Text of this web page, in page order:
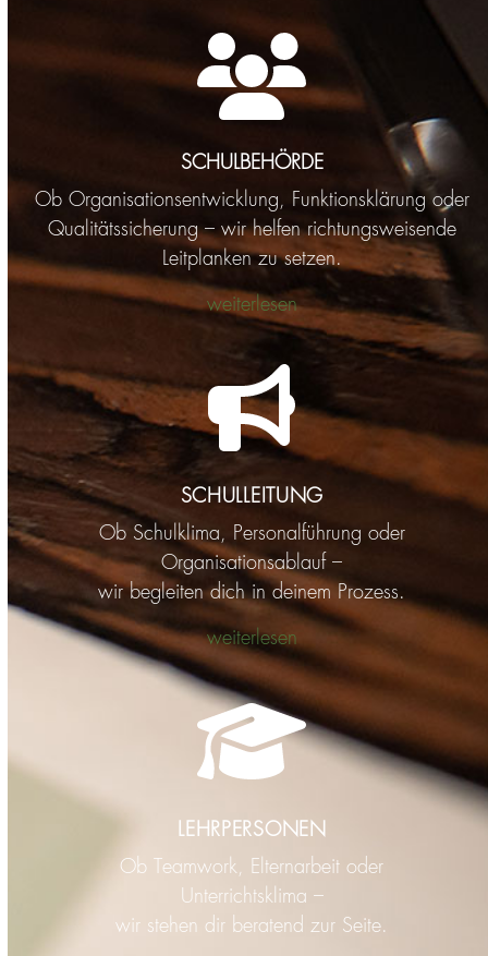
SCHULBEHÖRDE
Ob Organisationsentwicklung, Funktionsklärung oder
Qualitätssicherung – wir helfen richtungsweisende
Leitplanken zu setzen.
weiterlesen
SCHULLEITUNG
Ob Schulklima, Personalführung oder
Organisationsablauf –
wir begleiten dich in deinem Prozess.
weiterlesen
LEHRPERSONEN
Ob Teamwork, Elternarbeit oder
Unterrichtsklima –
wir stehen dir beratend zur Seite.